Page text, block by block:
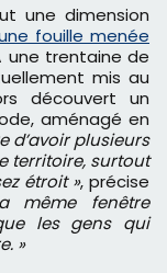
fouille menée
une trentaine de
mis au
découvert un
aménagé en
d’avoir plusieurs
territoire, surtout
étroit », précise
même fenêtre
les gens qui
»